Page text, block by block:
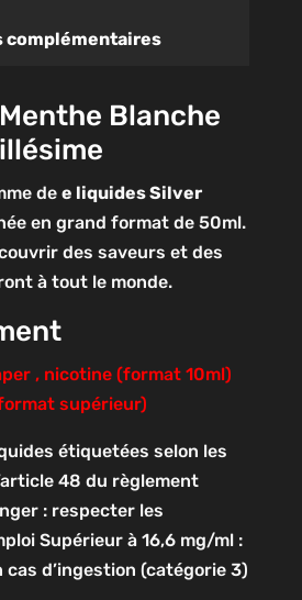
complémentaires
Blanche
de e liquides Silver
en grand format de 50ml.
des saveurs et des
à tout le monde.
, nicotine (format 10ml)
supérieur)
étiquetées selon les
48 du règlement
: respecter les
Supérieur à 16,6 mg/ml :
cas d’ingestion (catégorie 3)